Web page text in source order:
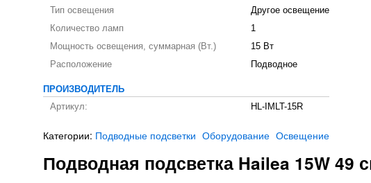
Тип освещения
Другое освещение
Количество ламп
1
Мощность освещения, суммарная (Вт.)
15 Вт
Расположение
Подводное
ПРОИЗВОДИТЕЛЬ
Артикул:
HL-IMLT-15R
Категории: Подводные подсветки Оборудование Освещение
Подводная подсветка Hailea 15W 49